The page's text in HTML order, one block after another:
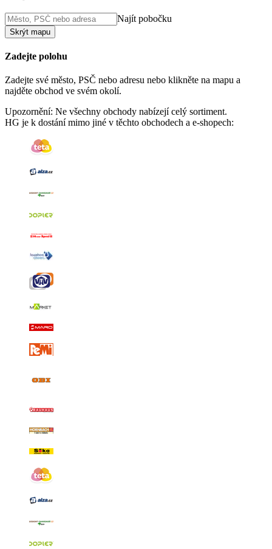
Najít pobočku
Skrýt mapu
Zadejte polohu
Zadejte své město, PSČ nebo adresu nebo klikněte na mapu a
najděte obchod ve svém okolí.
Upozornění: Ne všechny obchody nabízejí celý sortiment.
HG je k dostání mimo jiné v těchto obchodech a e-shopech: